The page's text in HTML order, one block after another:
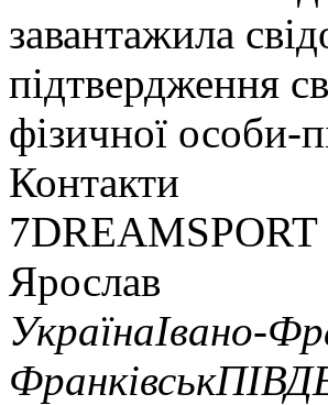
завантажила
підтвердження
фізичної особи-
Контакти
7DREAMSPORT
Ярослав
УкраїнаІвано-
Франківськ